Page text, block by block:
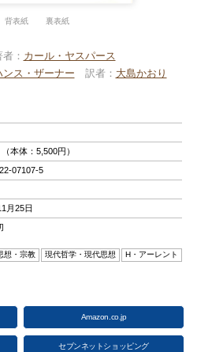
背表紙 裏表紙
者
カール・ヤスパース
ンス・ザーナー 訳者 大島かおり
本体：5,500円）
07107-5
月25日
想・宗教 現代哲学・現代思想 H・アーレント
Amazon.co.jp
セブンネットショッピング